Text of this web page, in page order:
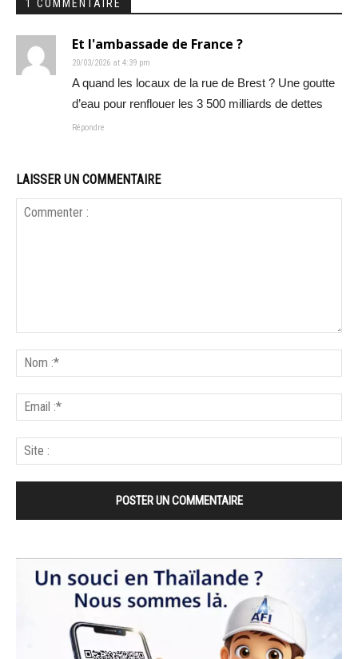
1 COMMENTAIRE
Et l'ambassade de France ?
20/03/2026 at 4:39 pm
A quand les locaux de la rue de Brest ? Une goutte
d’eau pour renflouer les 3 500 milliards de dettes
Répondre
LAISSER UN COMMENTAIRE